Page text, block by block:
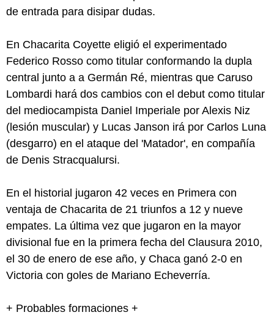
de entrada para disipar dudas.
En Chacarita Coyette eligió el experimentado
Federico Rosso como titular conformando la dupla
central junto a a Germán Ré, mientras que Caruso
Lombardi hará dos cambios con el debut como titular
del mediocampista Daniel Imperiale por Alexis Niz
(lesión muscular) y Lucas Janson irá por Carlos Luna
(desgarro) en el ataque del 'Matador', en compañía
de Denis Stracqualursi.
En el historial jugaron 42 veces en Primera con
ventaja de Chacarita de 21 triunfos a 12 y nueve
empates. La última vez que jugaron en la mayor
divisional fue en la primera fecha del Clausura 2010,
el 30 de enero de ese año, y Chaca ganó 2-0 en
Victoria con goles de Mariano Echeverría.
+ Probables formaciones +